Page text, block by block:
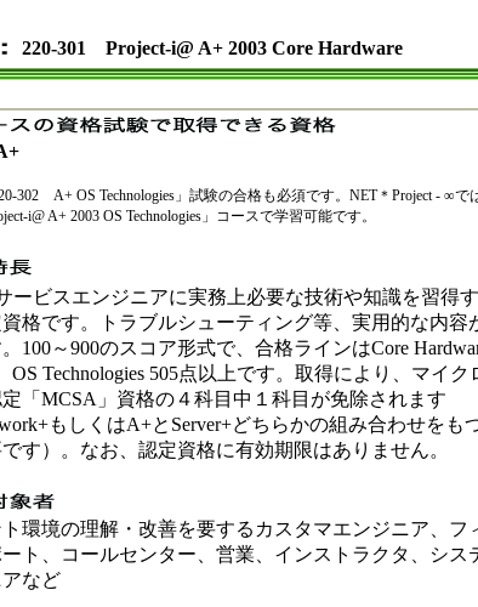
220-301 Project-i@ A+ 2003 Core Hardware
302 A+ OS Technologies」試験の合格も必須です。NET＊Project - ∞で
i@ A+ 2003 OS Technologies」コースで学習可能です。
ービスエンジニアに実務上必要な技術や知識を習得
格です。トラブルシューティング等、実用的な内容
100～900のスコア形式で、合格ラインはCore
OS Technologies 505点以上です。取得により、マイク
「MCSA」資格の４科目中１科目が免除されます
もしくはA+とServer+どちらかの組み合わせをも
す）。なお、認定資格に有効期限はありません。
環境の理解・改善を要するカスタマエンジニア、フ
ト、コールセンター、営業、インストラクタ、シス
など